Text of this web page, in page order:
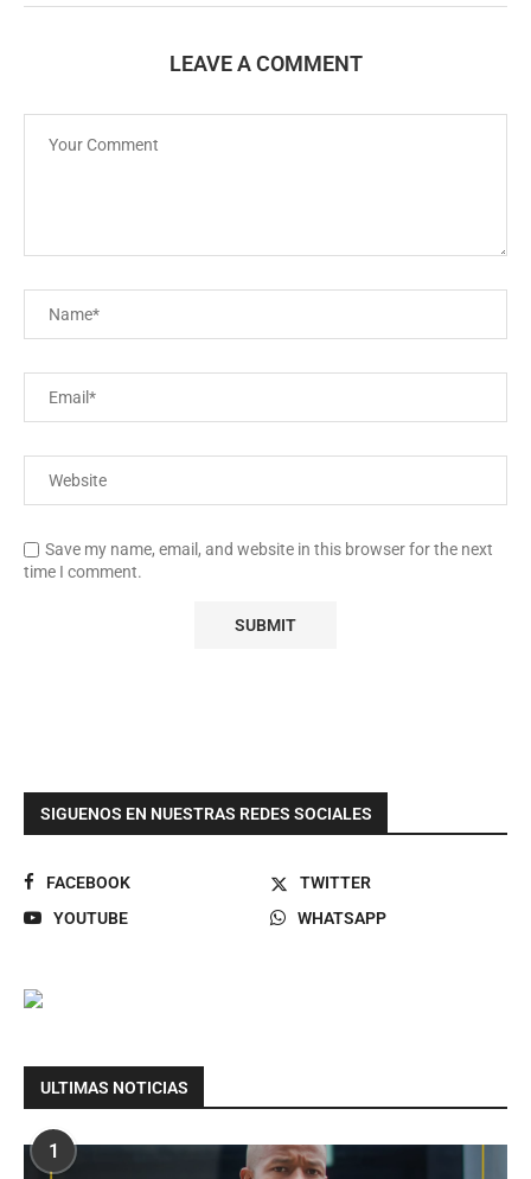
LEAVE A COMMENT
Save my name, email, and website in this browser for the next
time I comment.
SIGUENOS EN NUESTRAS REDES SOCIALES
FACEBOOK
TWITTER
YOUTUBE
WHATSAPP
ULTIMAS NOTICIAS
1